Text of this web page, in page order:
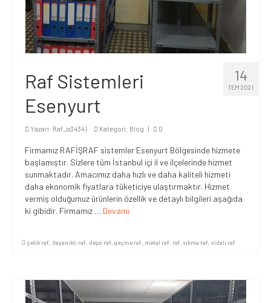
14
TEM 2021
Raf Sistemleri
Esenyurt
Yazarı: Raf_is3434| Kategori: Blog | 0
Firmamız RAFİŞRAF sistemler Esenyurt Bölgesinde hizmete
başlamıştır. Sizlere tüm İstanbul içi il ve ilçelerinde hizmet
sunmaktadır. Amacımız daha hızlı ve daha kaliteli hizmeti
daha ekonomik fiyatlara tüketiciye ulaştırmaktır. Hizmet
vermiş olduğumuz ürünlerin özellik ve detaylı bilgileri aşağıda
ki gibidir. Firmamız … Devamı
çelik raf, dayanıklı raf, depo raf, geçme raf, metal raf, raf, sıkma raf, vidalı raf